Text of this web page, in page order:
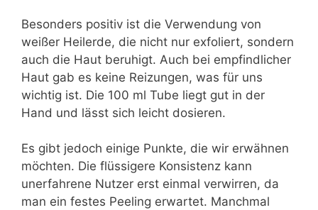
Besonders positiv ist die Verwendung von
weißer Heilerde, die nicht nur exfoliert, sondern
auch die Haut beruhigt. Auch bei empfindlicher
Haut gab es keine Reizungen, was für uns
wichtig ist. Die 100 ml Tube liegt gut in der
Hand und lässt sich leicht dosieren.
Es gibt jedoch einige Punkte, die wir erwähnen
möchten. Die flüssigere Konsistenz kann
unerfahrene Nutzer erst einmal verwirren, da
man ein festes Peeling erwartet. Manchmal